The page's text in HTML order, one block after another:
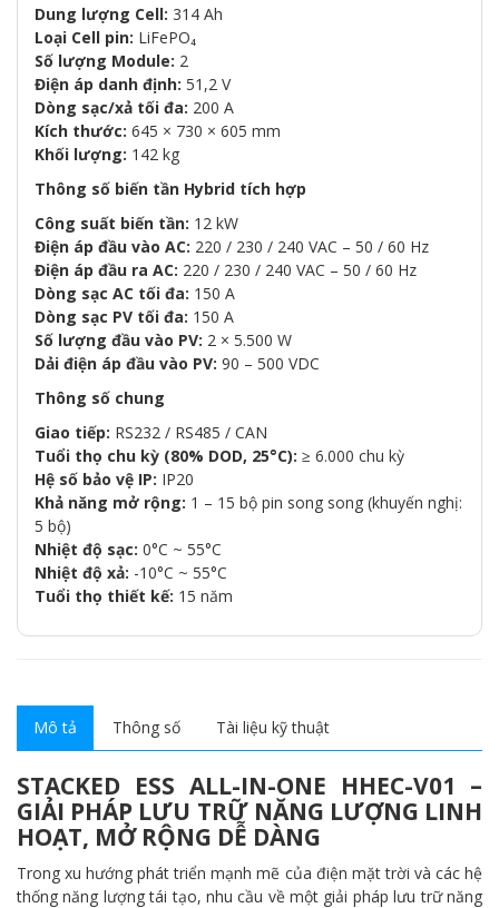
Dung lượng Cell: 314 Ah
Loại Cell pin: LiFePO₄
Số lượng Module: 2
Điện áp danh định: 51,2 V
Dòng sạc/xả tối đa: 200 A
Kích thước: 645 × 730 × 605 mm
Khối lượng: 142 kg
Thông số biến tần Hybrid tích hợp
Công suất biến tần: 12 kW
Điện áp đầu vào AC: 220 / 230 / 240 VAC – 50 / 60 Hz
Điện áp đầu ra AC: 220 / 230 / 240 VAC – 50 / 60 Hz
Dòng sạc AC tối đa: 150 A
Dòng sạc PV tối đa: 150 A
Số lượng đầu vào PV: 2 × 5.500 W
Dải điện áp đầu vào PV: 90 – 500 VDC
Thông số chung
Giao tiếp: RS232 / RS485 / CAN
Tuổi thọ chu kỳ (80% DOD, 25°C): ≥ 6.000 chu kỳ
Hệ số bảo vệ IP: IP20
Khả năng mở rộng: 1 – 15 bộ pin song song (khuyến nghị:
5 bộ)
Nhiệt độ sạc: 0°C ~ 55°C
Nhiệt độ xả: -10°C ~ 55°C
Tuổi thọ thiết kế: 15 năm
Mô tả Thông số Tài liệu kỹ thuật
STACKED ESS ALL-IN-ONE HHEC-V01 –
GIẢI PHÁP LƯU TRỮ NĂNG LƯỢNG LINH
HOẠT, MỞ RỘNG DỄ DÀNG
Trong xu hướng phát triển mạnh mẽ của điện mặt trời và các hệ
thống năng lượng tái tạo, nhu cầu về một giải pháp lưu trữ năng